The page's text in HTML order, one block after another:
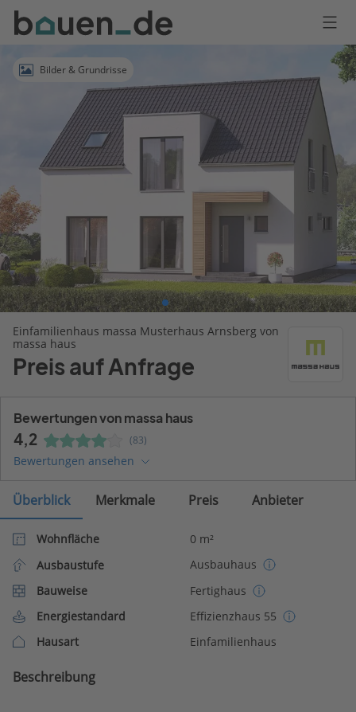
Bauen
Logo
Anmelden
Bilder & Grundrisse
Einfamilienhaus massa Musterhaus Arnsberg von
massa haus
Preis auf Anfrage
Bewertungen von massa haus
4,2 (83)
Bewertungen ansehen
Überblick Merkmale Preis Anbieter
Wohnfläche
0 m²
Ausbaustufe
Ausbauhaus
Bauweise
Fertighaus
Energiestandard
Effizienzhaus 55
Hausart
Einfamilienhaus
Beschreibung